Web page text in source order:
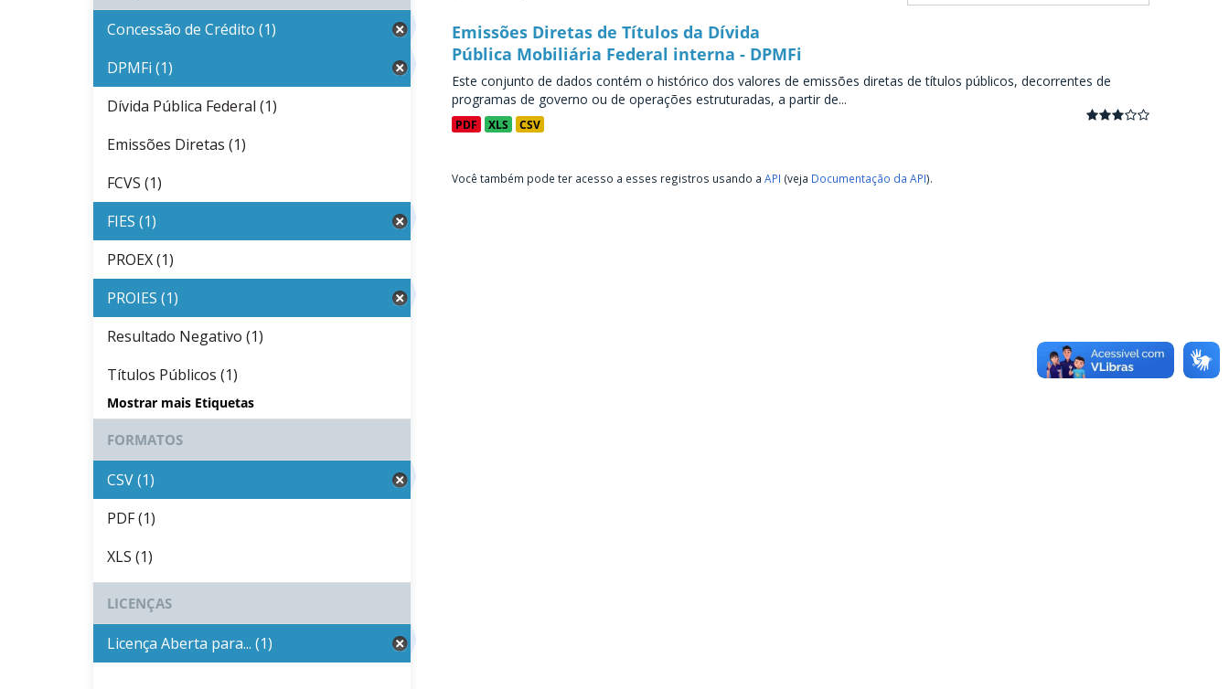
Emissões Diretas de Títulos da Dívida
Pública Mobiliária Federal interna - DPMFi
Este conjunto de dados contém o histórico dos valores de emissões diretas de títulos públicos, decorrentes de
programas de governo ou de operações estruturadas, a partir de...
PDF XLS CSV
Você também pode ter acesso a esses registros usando a API (veja Documentação da API).
Concessão de Crédito (1)
DPMFi (1)
Dívida Pública Federal (1)
Emissões Diretas (1)
FCVS (1)
FIES (1)
PROEX (1)
PROIES (1)
Resultado Negativo (1)
Títulos Públicos (1)
Mostrar mais Etiquetas
FORMATOS
CSV (1)
PDF (1)
XLS (1)
LICENÇAS
Licença Aberta para... (1)